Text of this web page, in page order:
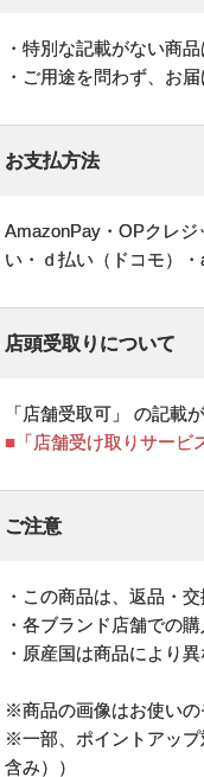
・特別な記載がない商
・ご用途を問わず、お
お支払方法
AmazonPay・OPクレ
い・ｄ払い（ドコモ）
店頭受取りについて
「店舗受取可」 の記載
■「店舗受け取りサービ
ご注意
・この商品は、返品・
・各ブランド店舗での
・原産国は商品により異
※商品の画像はお使いの
※一部、ポイントアップ
含み））